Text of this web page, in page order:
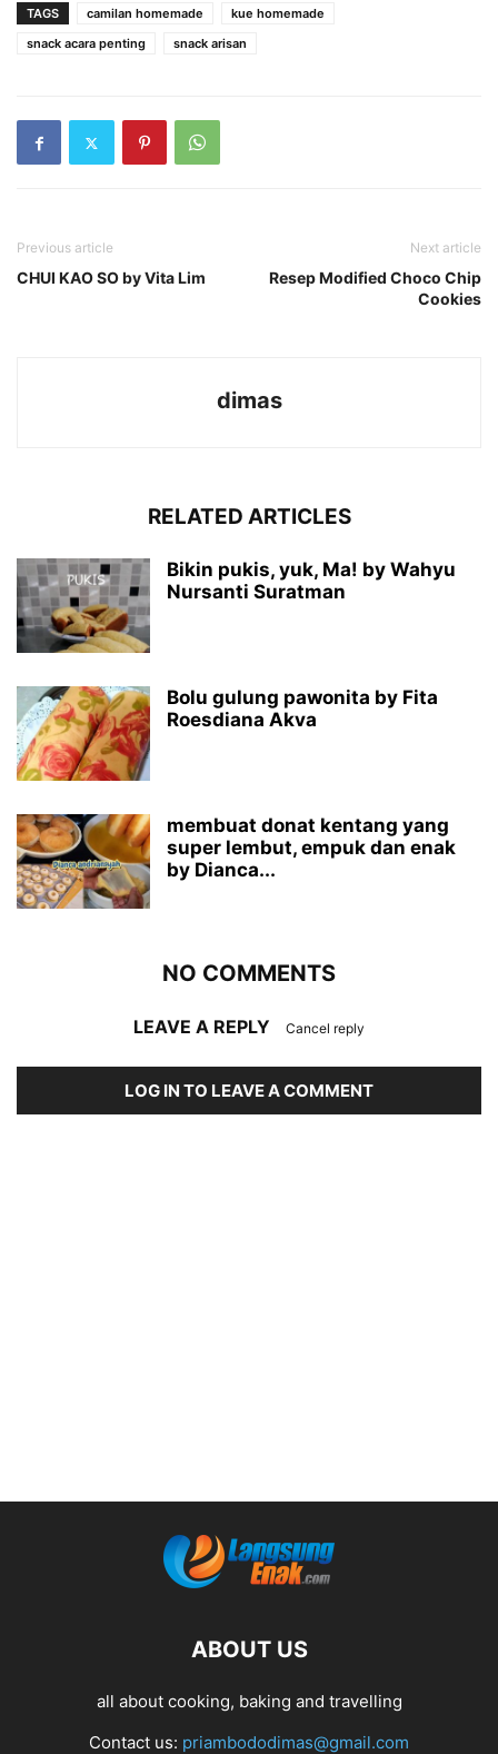
TAGS camilan homemade
kue homemade
snack acara penting
snack arisan
Previous article
CHUI KAO SO by Vita Lim
Next article
Resep Modified Choco Chip
Cookies
dimas
RELATED ARTICLES
Bikin pukis, yuk, Ma! by Wahyu
Nursanti Suratman
Bolu gulung pawonita by Fita
Roesdiana Akva
membuat donat kentang yang
super lembut, empuk dan enak
by Dianca...
NO COMMENTS
LEAVE A REPLY Cancel reply
LOG IN TO LEAVE A COMMENT
ABOUT US
all about cooking, baking and travelling
Contact us: priambododimas@gmail.com